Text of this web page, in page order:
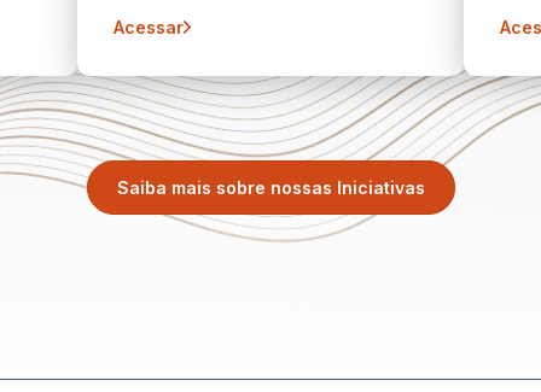
Acessar
Saiba mais sobre nossas Iniciativas